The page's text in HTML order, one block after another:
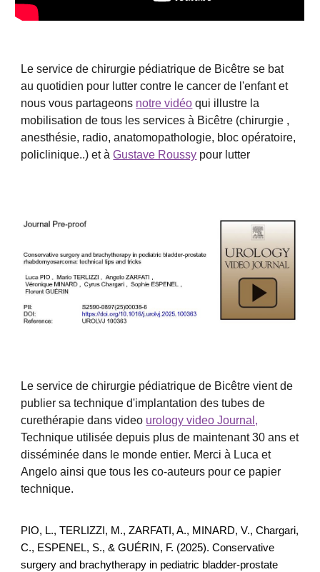
Le service de chirurgie pédiatrique de Bicêtrese bat
au quotidien pour lutter contre le cancer de l'enfant et
nous vous partageons notre vidéo qui illustre la
mobilisation de tous les services à Bicêtre (chirurgie ,
anesthésie, radio, anatomopathologie, bloc opératoire,
policlinique..) et àGustave Roussy pour lutter
Le service de chirurgie pédiatrique de Bicêtre vient de
publier sa technique d'implantation des tubes de
curethérapie dans video urology video Journal,
Technique utilisée depuis plus de maintenant 30 ans et
disséminée dans le monde entier. Merci à Luca et
Angelo ainsi que tous les co-auteurs pour ce papier
technique.
PIO, L., TERLIZZI, M., ZARFATI, A., MINARD, V., Chargari,
C., ESPENEL, S., & GUÉRIN, F. (2025). Conservative
surgery and brachytherapy in pediatric bladder-prostate